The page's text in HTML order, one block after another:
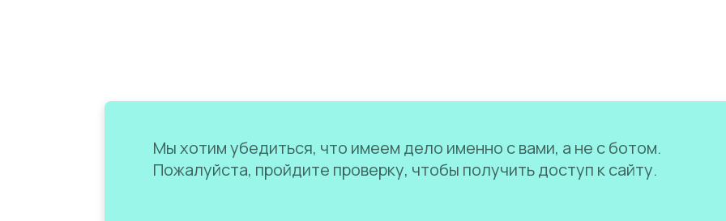
Мы хотим убедиться, что имеем дело именно с вами, а не с ботом.
Пожалуйста, пройдите проверку, чтобы получить доступ к сайту.